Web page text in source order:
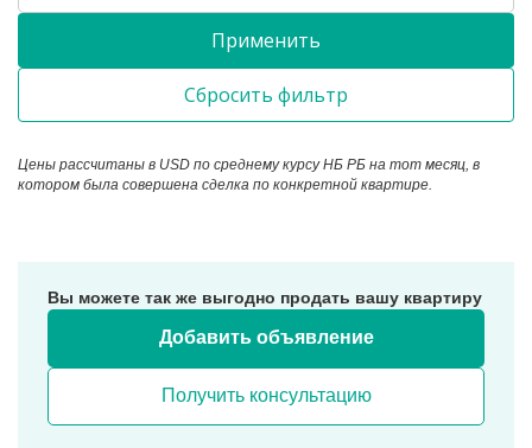
Применить
Сбросить фильтр
Цены рассчитаны в USD по среднему курсу НБ РБ на тот месяц, в
котором была совершена сделка по конкретной квартире.
436
69
−
Вы можете так же выгодно продать вашу квартиру
Добавить объявление
Получить консультацию